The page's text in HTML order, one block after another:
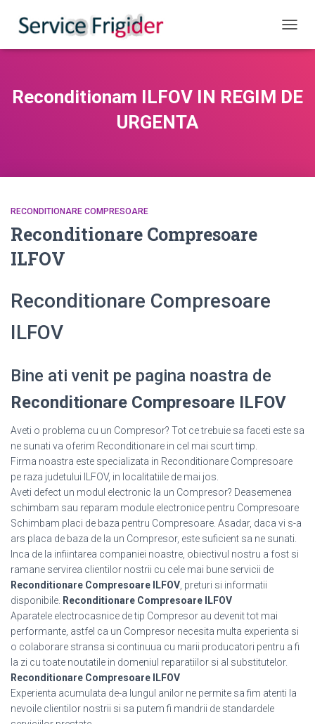
Reconditionam ILFOV IN REGIM DE
URGENTA
RECONDITIONARE COMPRESOARE
Reconditionare Compresoare
ILFOV
Reconditionare Compresoare
ILFOV
Bine ati venit pe pagina noastra de
Reconditionare Compresoare ILFOV
Aveti o problema cu un Compresor? Tot ce trebuie sa faceti este sa
ne sunati va oferim Reconditionare in cel mai scurt timp.
Firma noastra este specializata in Reconditionare Compresoare
pe raza judetului ILFOV, in localitatiile de mai jos.
Aveti defect un modul electronic la un Compresor? Deasemenea
schimbam sau reparam module electronice pentru Compresoare
Schimbam placi de baza pentru Compresoare. Asadar, daca vi s-a
ars placa de baza de la un Compresor, este suficient sa ne sunati.
Inca de la infiintarea companiei noastre, obiectivul nostru a fost si
ramane servirea clientilor nostrii cu cele mai bune servicii de
Reconditionare Compresoare ILFOV , preturi si informatii
disponibile. Reconditionare Compresoare ILFOV
Aparatele electrocasnice de tip Compresor au devenit tot mai
performante, astfel ca un Compresor necesita multa experienta si
o colaborare stransa si continuua cu marii producatori pentru a fi
la zi cu toate noutatile in domeniul reparatiilor si al substitutelor.
Reconditionare Compresoare ILFOV
Experienta acumulata de-a lungul anilor ne permite sa fim atenti la
nevoile clientilor nostrii si sa putem fi mandrii de standardele